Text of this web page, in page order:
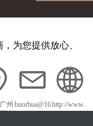
州 huorhua@16http://www..
，为您提供放心、